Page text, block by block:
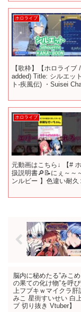
ホロライブ
【歌枠】【ホロライ
added) Title: シルエッ
ト-疾風伝) ・Suisei
ホロライブ
元動画はこちら↓ 【#
扱説明書🔎📝にぇ～～
ンルビー 】色違い耐
脳内に秘めたる”みこ
の果ての化け物”を呼
上フブキｗマイクラ
みこ 星街すいせい 白
ブ 切り抜き Vtuber】